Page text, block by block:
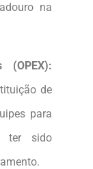
na
(OPEX):
de
para
ter sido